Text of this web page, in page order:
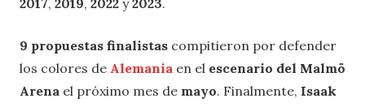
9 propuestas finalistas compitieron por defender
los colores de Alemania en el escenario del Malmö
Arena el próximo mes de mayo. Finalmente, Isaak